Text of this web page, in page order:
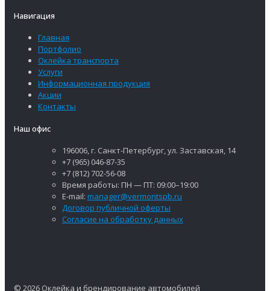
Навигация
Главная
Портфолио
Оклейка транспорта
Услуги
Информационная продукция
Акции
Контакты
Наш офис
196006, г. Санкт-Петербург, ул. Заставская, 14
+7 (965) 046-87-35
+7 (812) 702-56-08
Время работы: ПН — ПТ: 09:00–19:00
E-mail: manager@vermontspb.ru
Договор публичной оферты
Согласие на обработку данных
© 2026 Оклейка и брендирование автомобилей